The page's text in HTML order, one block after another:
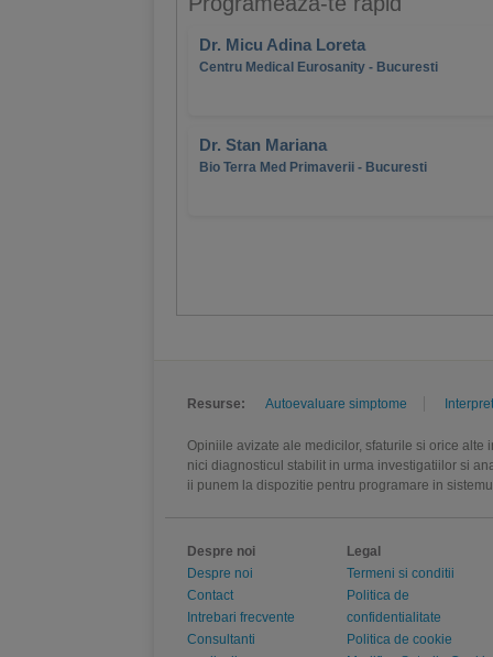
Dr. Micu Adina Loreta
Centru Medical Eurosanity - Bucuresti
Dr. Stan Mariana
Bio Terra Med Primaverii - Bucuresti
Resurse: Autoevaluare simptome
Opiniile avizate ale medicilor, sfaturile si orice
nici diagnosticul stabilit in urma investigatiilor si
ii punem la dispozitie pentru programare in
Despre noi
Despre noi
Contact
Intrebari frecvente
Consultanti
Legal
Termeni si conditii
Politica de
confidentialitate
Politica de cookie